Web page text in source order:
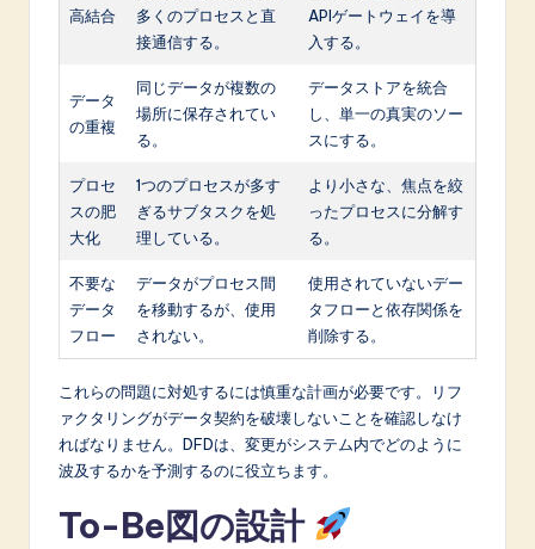
高結合
多くのプロセスと直
接通信する。
APIゲートウェイを導
入する。
データ
の重複
同じデータが複数の
場所に保存されてい
る。
データストアを統合
し、単一の真実のソー
スにする。
プロセ
スの肥
大化
1つのプロセスが多す
ぎるサブタスクを処
理している。
より小さな、焦点を絞
ったプロセスに分解す
る。
不要な
データ
フロー
データがプロセス間
を移動するが、使用
されない。
使用されていないデー
タフローと依存関係を
削除する。
これらの問題に対処するには慎重な計画が必要です。リフ
ァクタリングがデータ契約を破壊しないことを確認しなけ
ればなりません。DFDは、変更がシステム内でどのように
波及するかを予測するのに役立ちます。
To-Be図の設計